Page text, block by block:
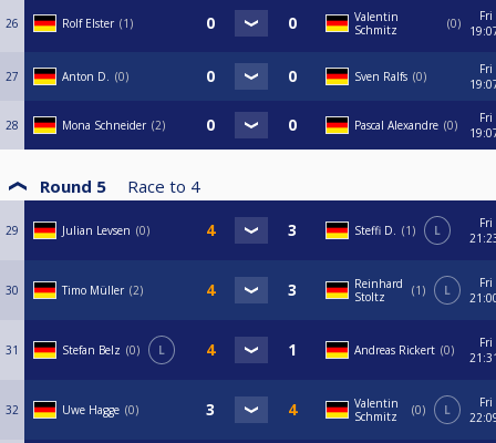
26 Rolf Elster 1
Valentin
Schmitz
0
Fri
27 Anton D. 0 Sven Ralfs 0
Fri
28 Mona Schneider 2 Pascal Alexandre 0
Fri
Round 5 Race to 4
29 Julian Levsen 0 Steffi D. 1 L
Fri
30 Timo Müller 2
Reinhard
Stoltz
1 L
Fri
31 Stefan Belz 0 L Andreas Rickert 0
Fri
32 Uwe Hagge 0
Valentin
Schmitz
0 L
Fri